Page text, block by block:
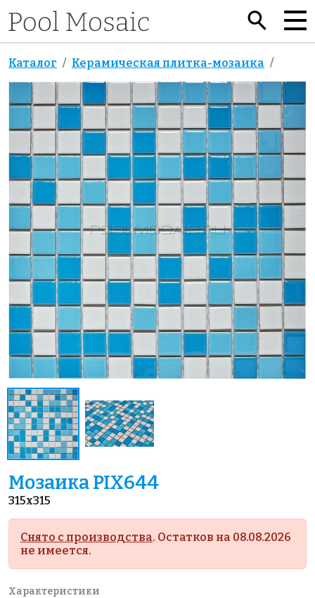
Каталог Керамическая плитка-мозаика
Мозаика PIX644
315x315
Снято с производства. Остатков на 08.08.2026
не имеется.
Характеристики